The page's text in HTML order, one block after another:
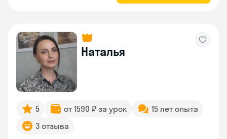
Наталья
5 от 1590 ₽ за урок
15 лет опыта
3 отзыва